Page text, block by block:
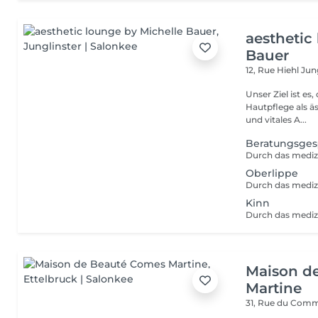
aesthetic
Bauer
12, Rue Hiehl
Unser Ziel ist
Hautpflege als
und vitales A...
Oberlippe
Kinn
Maison
Martine
31, Rue du